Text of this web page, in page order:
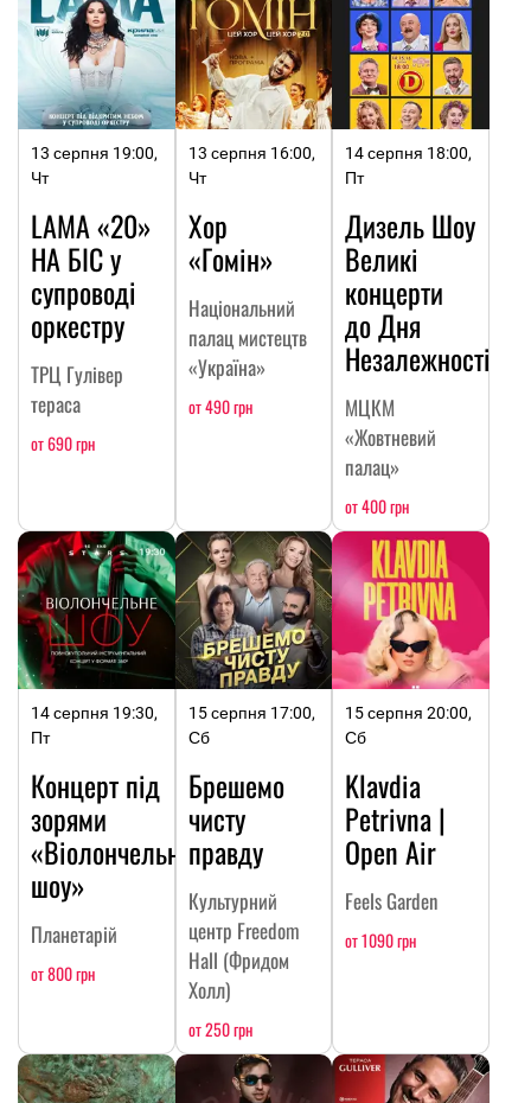
13 серпня 19:00,
Чт
LAMA «20»
НА БІС у
супроводі
оркестру
ТРЦ Гулівер
тераса
от 690 грн
13 серпня 16:00,
Чт
Хор
«Гомін»
Національний
палац мистецтв
«Україна»
от 490 грн
14 серпня 18:00,
Пт
Дизель Шоу
Великі
концерти
до Дня
Незалежності
МЦКМ
«Жовтневий
палац»
от 400 грн
14 серпня 19:30,
Пт
Концерт під
зорями
«Віолончельне
шоу»
Планетарій
от 800 грн
15 серпня 17:00,
Сб
Брешемо
чисту
правду
Культурний
центр Freedom
Hall (Фридом
Холл)
от 250 грн
15 серпня 20:00,
Сб
Klavdia
Petrivna |
Open Air
Feels Garden
от 1090 грн